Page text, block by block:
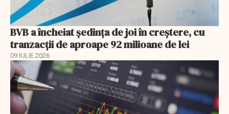
BVB a încheiat ședința de joi în creștere, cu
tranzacții de aproape 92 milioane de lei
09 IULIE 2026